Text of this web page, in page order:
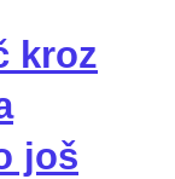
kroz
još